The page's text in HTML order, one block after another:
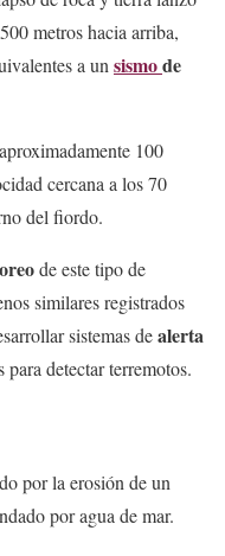
metros hacia arriba,
a un sismode
100
cercana a los 70
del fiordo.
de este tipo de
similares registrados
sistemas dealerta
detectar terremotos.
por la erosión de un
por agua de mar.